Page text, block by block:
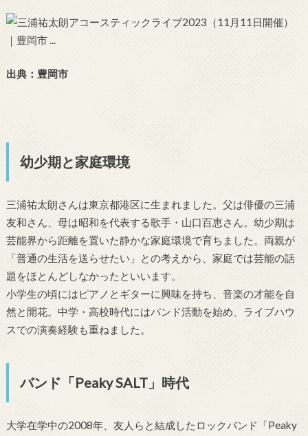
出典：豊岡市
幼少期と家庭環境
三浦祐太朗さんは東京都港区に生まれました。父は俳優の三浦
友和さん、母は昭和を代表する歌手・山口百恵さん。幼少期は
芸能界から距離を置いた静かな家庭環境で育ちました。両親が
「普通の生活を送らせたい」との考えから、家庭では芸能の話
題をほとんどしなかったといいます。
小学生の頃にはピアノとギターに興味を持ち、音楽の才能を自
然と開花。中学・高校時代にはバンド活動を始め、ライブハウ
スでの演奏経験も重ねました。
バンド「Peaky SALT」時代
大学在学中の2008年、友人らと結成したロックバンド「Peaky